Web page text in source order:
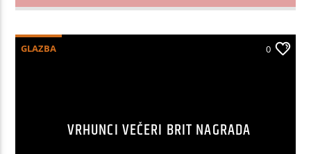
GLAZBA 0
VRHUNCI VEČERI BRIT NAGRADA